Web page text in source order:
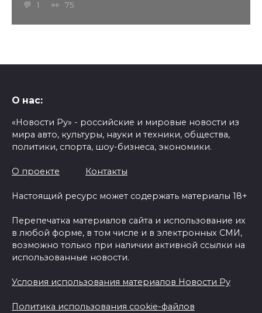
1 75
О нас:
«Новости Ру» - российские и мировые новости из
мира авто, культуры, науки и техники, общества,
политики, спорта, шоу-бизнеса, экономики.
О проекте Контакты
Настоящий ресурс может содержать материалы 18+
Перепечатка материалов сайта и использование их
в любой форме, в том числе и в электронных СМИ,
возможно только при наличии активной ссылки на
использованные новости.
Условия использования материалов Новости Ру
Политика использования cookie-файлов